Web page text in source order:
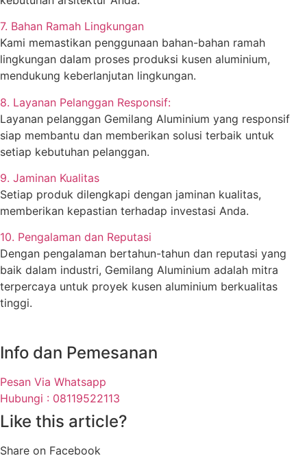
7. Bahan Ramah Lingkungan
Kami memastikan penggunaan bahan-bahan ramah
lingkungan dalam proses produksi kusen aluminium,
mendukung keberlanjutan lingkungan.
8. Layanan Pelanggan Responsif:
Layanan pelanggan Gemilang Aluminium yang responsif
siap membantu dan memberikan solusi terbaik untuk
setiap kebutuhan pelanggan.
9. Jaminan Kualitas
Setiap produk dilengkapi dengan jaminan kualitas,
memberikan kepastian terhadap investasi Anda.
10. Pengalaman dan Reputasi
Dengan pengalaman bertahun-tahun dan reputasi yang
baik dalam industri, Gemilang Aluminium adalah mitra
terpercaya untuk proyek kusen aluminium berkualitas
tinggi.
Info dan Pemesanan
Pesan Via Whatsapp
Hubungi : 08119522113
Like this article?
Share on Facebook